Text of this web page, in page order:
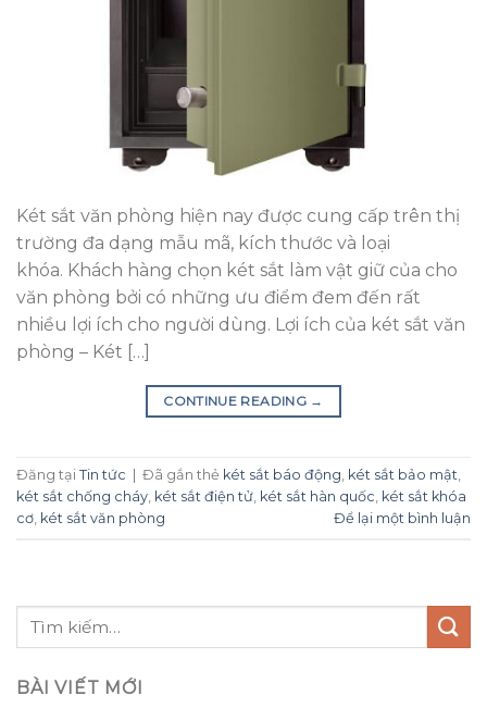
Két sắt văn phòng hiện nay được cung cấp trên thị
trường đa dạng mẫu mã, kích thước và loại
khóa. Khách hàng chọn két sắt làm vật giữ của cho
văn phòng bởi có những ưu điểm đem đến rất
nhiều lợi ích cho người dùng. Lợi ích của két sắt văn
phòng – Két […]
CONTINUE READING →
Đăng tại Tin tức Đã gắn thẻ két sắt báo động két sắt bảo mật
két sắt chống cháy két sắt điện tử két sắt hàn quốc két sắt khóa
cơ két sắt văn phòng Để lại một bình luận
BÀI VIẾT MỚI